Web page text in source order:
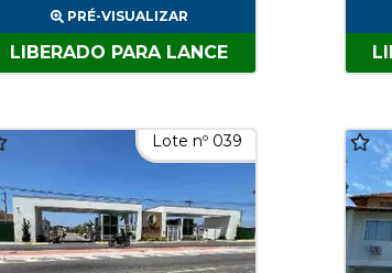
PRÉ-VISUALIZAR
LIBERADO PARA LANCE
Lote nº 039